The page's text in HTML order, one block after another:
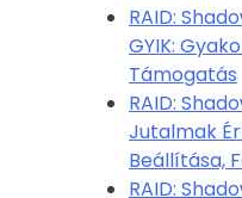
RAID:
GYIK:
Támogatás
RAID:
Jutalmak
Beállítása,
RAID: